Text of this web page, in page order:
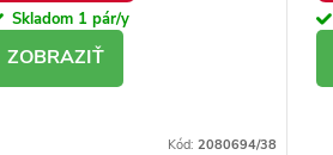
Skladom 1 pár/y
Kód:2080694/38